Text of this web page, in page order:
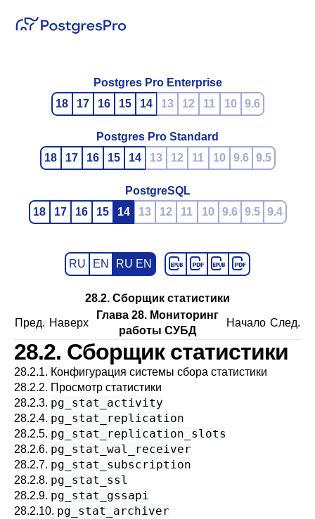
Postgres Pro Enterprise
18
17 16 15 14 13 12 11 10 9.6
Postgres Pro Standard
18
17 16 15 14 13 12 11 10 9.6 9.5
PostgreSQL
18
17 16 15 14 13 12 11 10 9.6 9.5 9.4
RU EN RU EN
28.2. Сборщик статистики
Пред. Наверх
Глава 28. Мониторинг
работы СУБД
Начало След.
28.2. Сборщик статистики
28.2.1. Конфигурация системы сбора статистики
28.2.2. Просмотр статистики
28.2.3. pg_stat_activity
28.2.4. pg_stat_replication
28.2.5. pg_stat_replication_slots
28.2.6. pg_stat_wal_receiver
28.2.7. pg_stat_subscription
28.2.8. pg_stat_ssl
28.2.9. pg_stat_gssapi
28.2.10. pg_stat_archiver